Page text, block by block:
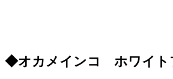
◆オカメインコ ホワイト